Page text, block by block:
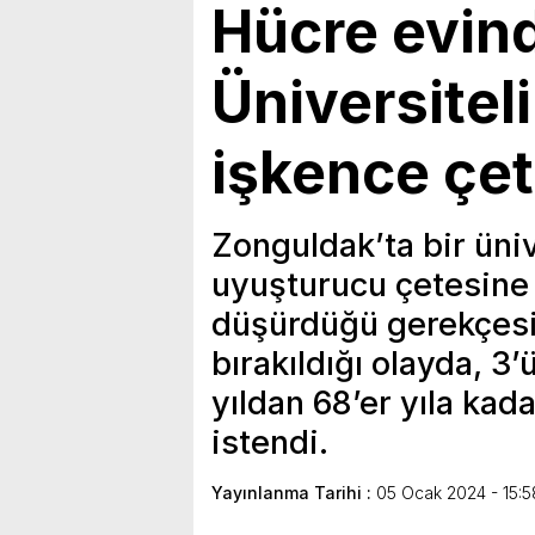
Hücre
işkence
Zonguldak’ta bir
uyuşturucu
düşürdüğü
bırakıldığı olayda,
yıldan 68’er yıla
istendi.
Yayınlanma Tarihi : 05 Ocak 2024 -